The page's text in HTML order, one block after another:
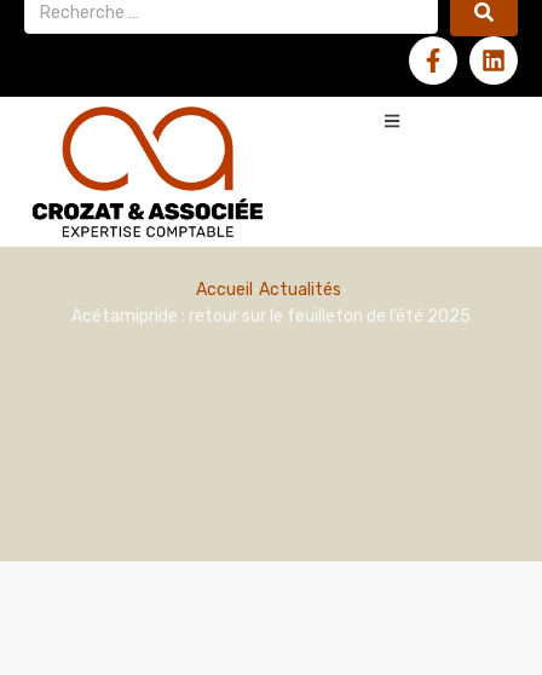
Accueil Actualités
Acétamipride : retour sur le feuilleton de l’été 2025